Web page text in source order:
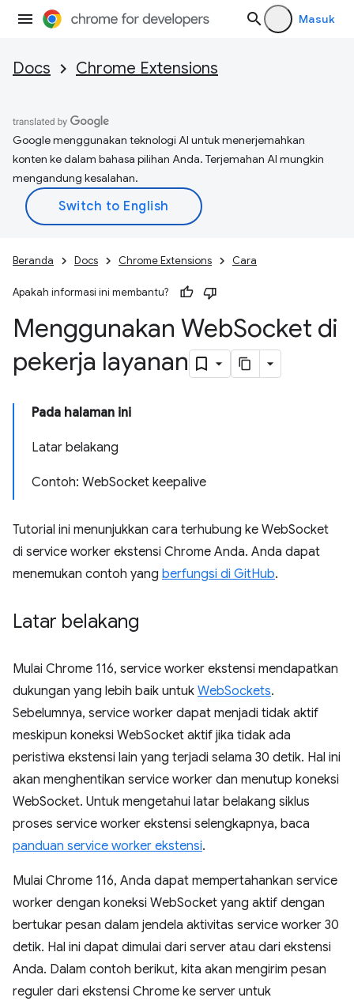
Masuk
Docs Chrome Extensions
Google menggunakan teknologi AI untuk menerjemahkan
konten ke dalam bahasa pilihan Anda. Terjemahan AI mungkin
mengandung kesalahan.
Beranda Docs Chrome Extensions Cara
Apakah informasi ini membantu?
Menggunakan WebSocket di
pekerja layanan
Pada halaman ini
Latar belakang
Contoh: WebSocket keepalive
Tutorial ini menunjukkan cara terhubung ke WebSocket
di service worker ekstensi Chrome Anda. Anda dapat
menemukan contoh yang berfungsi di GitHub.
Latar belakang
Mulai Chrome 116, service worker ekstensi mendapatkan
dukungan yang lebih baik untuk WebSockets.
Sebelumnya, service worker dapat menjadi tidak aktif
meskipun koneksi WebSocket aktif jika tidak ada
peristiwa ekstensi lain yang terjadi selama 30 detik. Hal ini
akan menghentikan service worker dan menutup koneksi
WebSocket. Untuk mengetahui latar belakang siklus
proses service worker ekstensi selengkapnya, baca
panduan service worker ekstensi.
Mulai Chrome 116, Anda dapat mempertahankan service
worker dengan koneksi WebSocket yang aktif dengan
bertukar pesan dalam jendela aktivitas service worker 30
detik. Hal ini dapat dimulai dari server atau dari ekstensi
Anda. Dalam contoh berikut, kita akan mengirim pesan
reguler dari ekstensi Chrome ke server untuk